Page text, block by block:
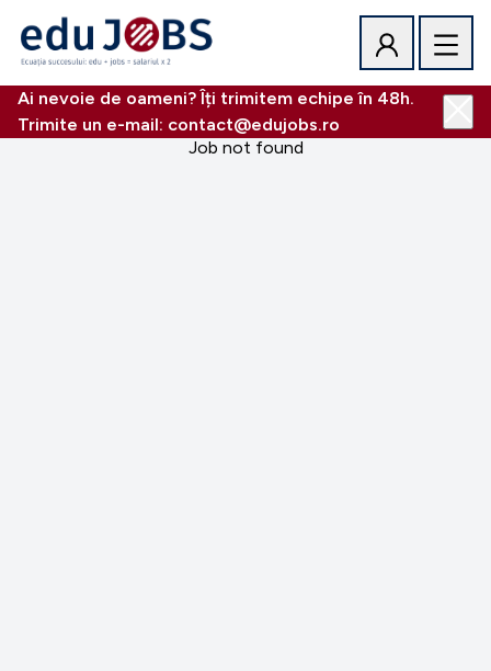
Ai nevoie de oameni? Îți trimitem echipe în 48h.
Trimite un e-mail: contact@edujobs.ro
Job not found